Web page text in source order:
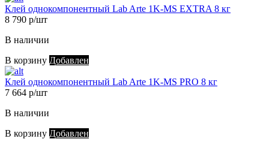
Клей однокомпонентный Lab Arte 1K-MS EXTRA 8 кг
8 790 р/шт
В наличии
В корзину Добавлен
Клей однокомпонентный Lab Arte 1K-MS PRO 8 кг
7 664 р/шт
В наличии
В корзину Добавлен